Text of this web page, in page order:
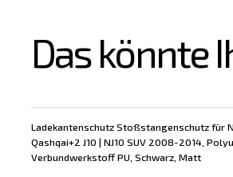
Das könnte
Ladekantenschutz Stoßstangenschutz für
Qashqai+2 J10 | NJ10 SUV 2008-2014,
Verbundwerkstoff PU, Schwarz, Matt